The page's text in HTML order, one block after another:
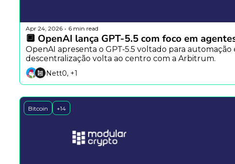
Apr 24, 2026 • 6 min read
🔲 OpenAI lança GPT-5.5 com foco em
OpenAI apresenta o GPT-5.5 voltado para
descentralização volta ao centro com a Arbitrum.
Nett0, +1
Bitcoin +14